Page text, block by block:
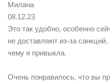
Милана
08.12.23
Это так удобно, особенно
не доставляют из-за санкций,
чему я привыкла.
Очень понравилось, что вы